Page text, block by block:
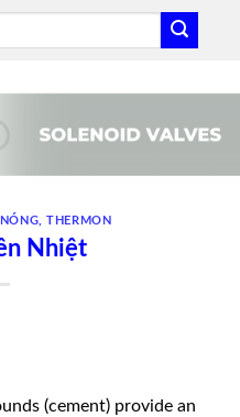
,THERMON
Nhiệt
(cement) provide an